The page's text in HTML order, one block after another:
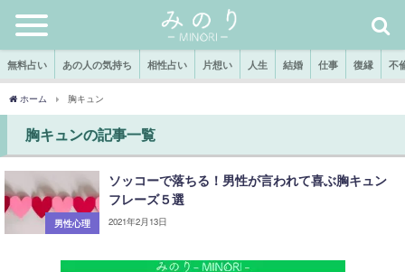
無料占い あの人の気持ち 相性占い 片想い 人生 結婚 仕事 復縁 不
ホーム 胸キュン
胸キュンの記事一覧
男性心理
ソッコーで落ちる！男性が言われて喜ぶ胸キュン
フレーズ５選
2021年2月13日